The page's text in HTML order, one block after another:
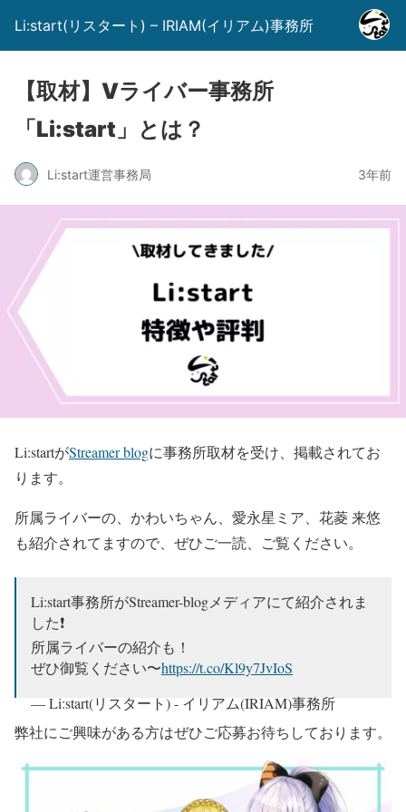
Li:start(リスタート) – IRIAM(イリアム)事務所
【取材】Vライバー事務所
「Li:start」とは？
Li:start運営事務局 3年前
Li:startがStreamer blogに事務所取材を受け、掲載されてお
ります。
所属ライバーの、かわいちゃん、愛永星ミア、花菱 来悠
も紹介されてますので、ぜひご一読、ご覧ください。
Li:start事務所がStreamer-blogメディアにて紹介されま
した❗
所属ライバーの紹介も！
ぜひ御覧ください〜https://t.co/Kl9y7JvIoS
— Li:start(リスタート) - イリアム(IRIAM)事務所
(@Li_start_pro) July 28, 2023
弊社にご興味がある方はぜひご応募お待ちしております。